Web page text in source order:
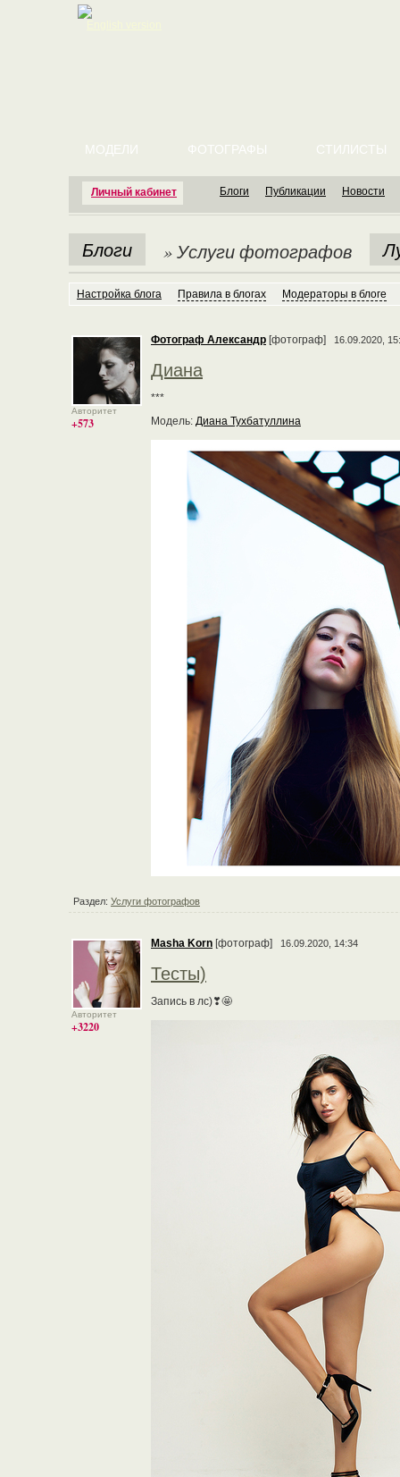
Личный кабинет
МОДЕЛИ ФОТОГРАФЫ СТИЛИСТЫ
Блоги Публикации Новости
Блоги » Услуги фотографов
Настройка блога Правила в блогах Модераторы в блоге
Авторитет
+573
Фотограф Александр [фотограф] 16.09.2020,
Диана
***
Модель: Диана Тухбатуллина
Раздел: Услуги фотографов
Авторитет
+3220
Masha Korn [фотограф] 16.09.2020, 14:34
Тесты)
Запись в лс)❣🤩